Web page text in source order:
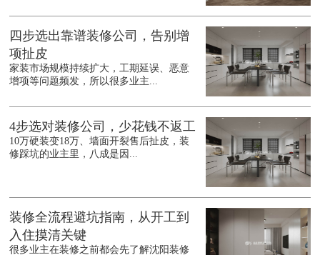
四步选出靠谱装修公司，告别增
项扯皮
家装市场规模持续扩大，工期延误、恶意
增项等问题频发，所以很多业主...
4步选对装修公司，少花钱不返工
10万硬装变18万、墙面开裂售后扯皮，装
修踩坑的业主里，八成是因...
装修全流程避坑指南，从开工到
入住摸清关键
很多业主在装修之前都会先了解沈阳装修